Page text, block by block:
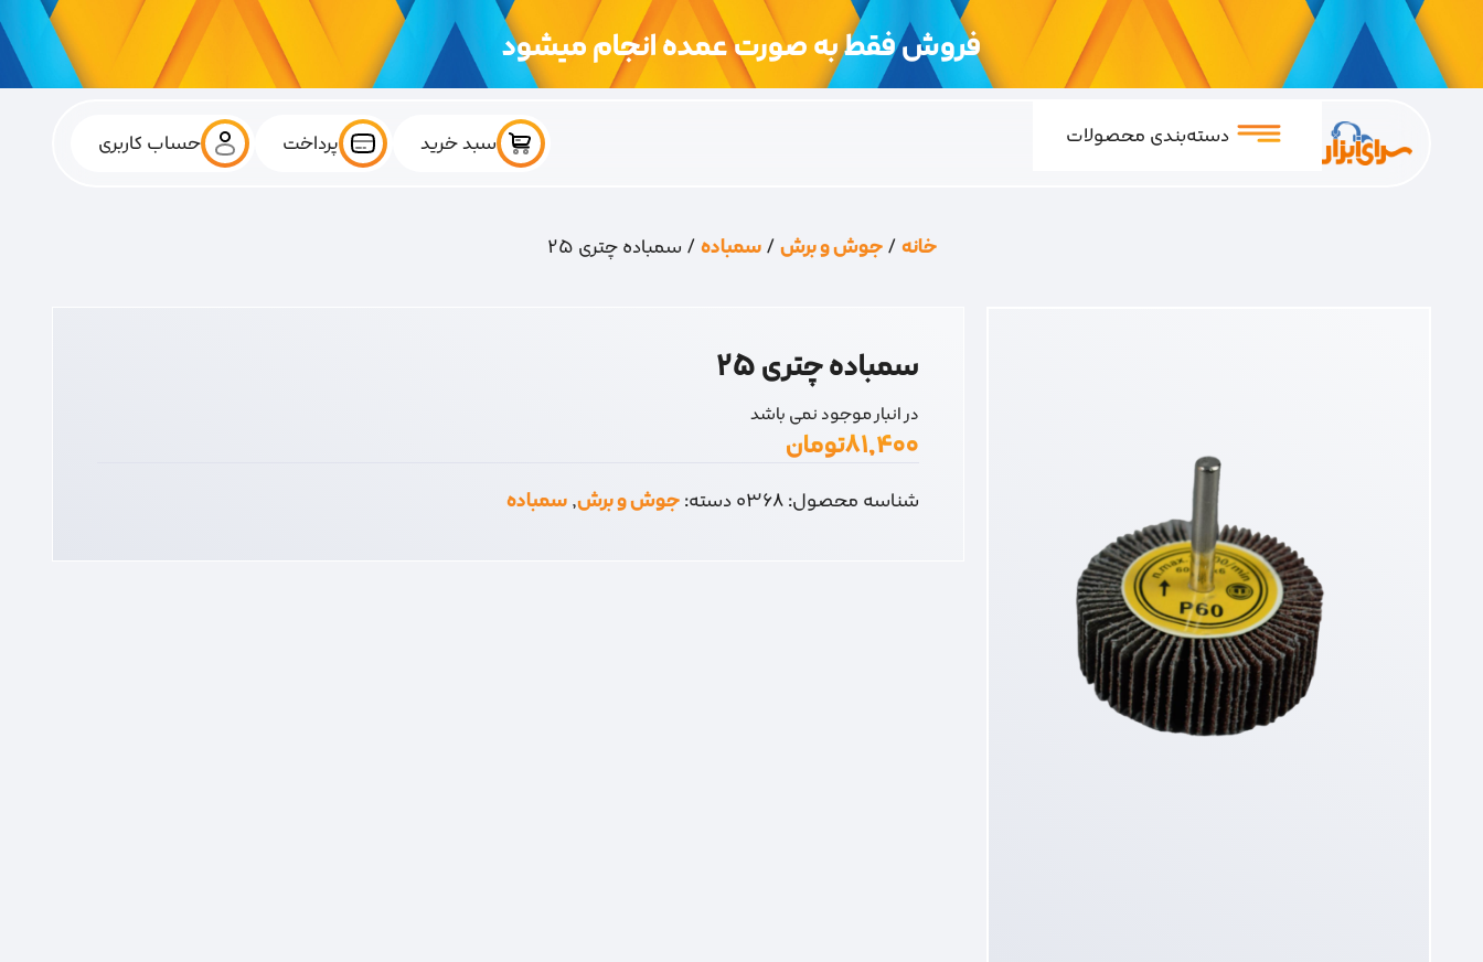
فروش فقط به صورت عمده انجام میشود
دسته‌بندی محصولات سبد خرید پرداخت حساب کاربری
خانه/جوش و برش/سمباده/ سمباده چتری 25
سمباده چتری 25
در انبار موجود نمی باشد
۸۱,۴۰۰تومان
شناسه محصول:0368دسته:جوش و برش,سمباده